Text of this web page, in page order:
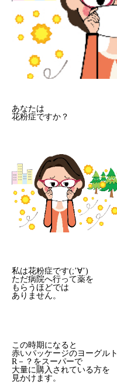
あなたは
花粉症ですか？
私は花粉症です(;’∀’)
ただ病院へ行って薬を
もらうほどでは
ありません。
この時期になると
赤いパッケージのヨーグルト
R－？をスーパーで
大量に購入されている方を
見かけます。